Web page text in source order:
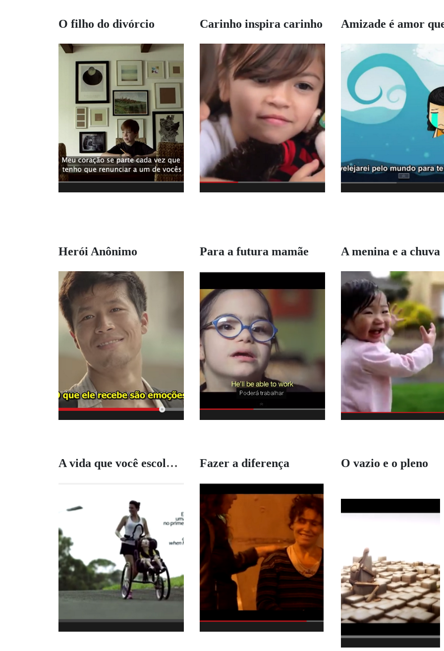
O filho do divórcio Carinho inspira carinho
Herói Anônimo Para a futura mamãe A menina e a chuva
A vida que você escolheu Fazer a diferença O vazio e o pleno